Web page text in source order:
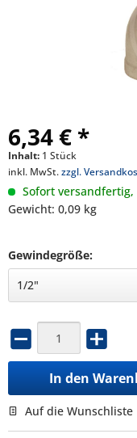
6,34 € *
Inhalt: 1 Stück
inkl. MwSt.zzgl.
Sofort versandfertig,
Gewicht: 0,09 kg
Gewindegröße:
In den
Auf die Wunschliste